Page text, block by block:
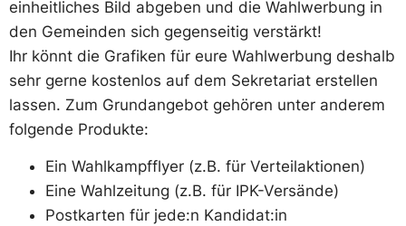
einheitliches Bild abgeben und die Wahlwerbung in
den Gemeinden sich gegenseitig verstärkt!
Ihr könnt die Grafiken für eure Wahlwerbung deshalb
sehr gerne kostenlos auf dem Sekretariat erstellen
lassen. Zum Grundangebot gehören unter anderem
folgende Produkte:
Ein Wahlkampfflyer (z.B. für Verteilaktionen)
Eine Wahlzeitung (z.B. für IPK-Versände)
Postkarten für jede:n Kandidat:in